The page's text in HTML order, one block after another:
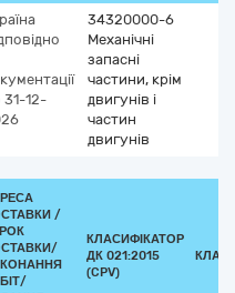
31-12-
34320000-6
Механічні
запасні
частини, крім
двигунів і
частин
двигунів
/
КЛАСИФІКАТОР
ДК 021:2015
(CPV)